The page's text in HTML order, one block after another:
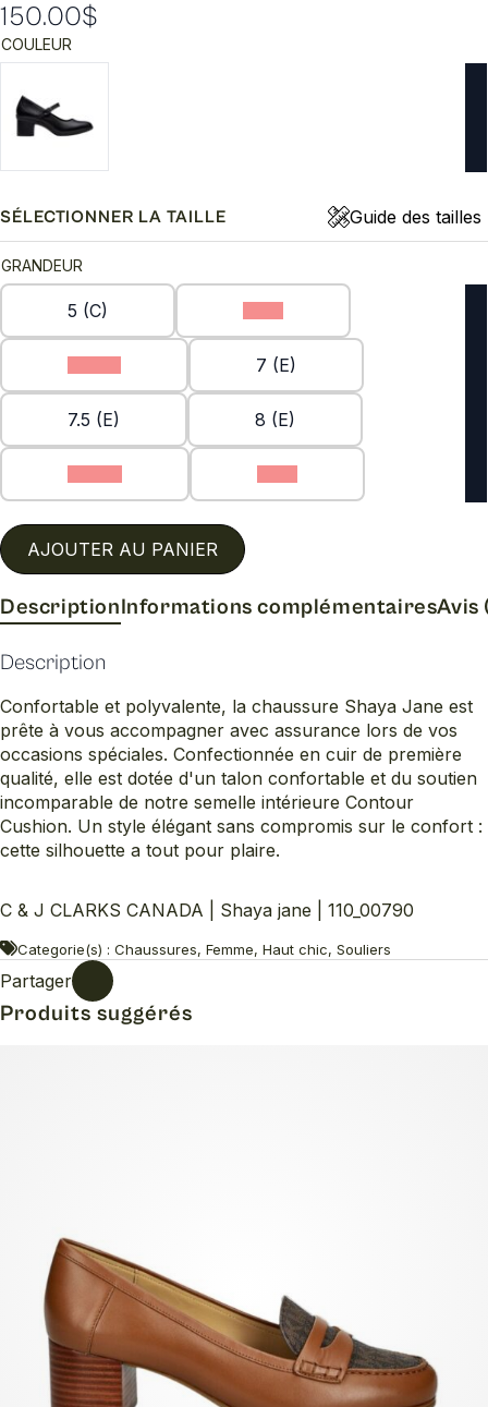
150.00$
COULEUR
SÉLECTIONNER LA TAILLE Guide des tailles
GRANDEUR
5 (C)
7 (E)
7.5 (E) 8 (E)
AJOUTER AU PANIER
DescriptionInformations complémentairesAvis
Description
Confortable et polyvalente, la chaussure Shaya Jane est
prête à vous accompagner avec assurance lors de vos
occasions spéciales. Confectionnée en cuir de première
qualité, elle est dotée d'un talon confortable et du soutien
incomparable de notre semelle intérieure Contour
Cushion. Un style élégant sans compromis sur le confort :
cette silhouette a tout pour plaire.
C & J CLARKS CANADA | Shaya jane | 110_00790
Categorie(s) : Chaussures, Femme, Haut chic, Souliers
Partager
Produits suggérés